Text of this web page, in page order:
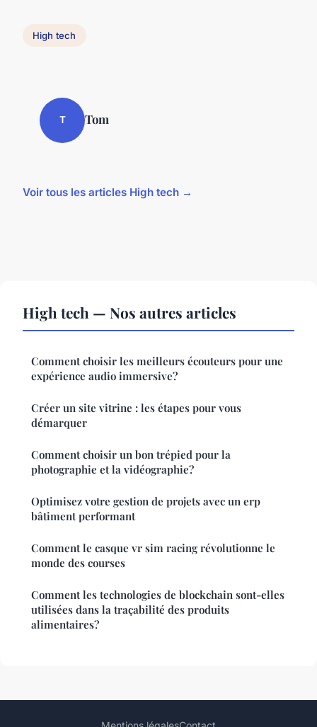
High tech
T Tom
Voir tous les articles High tech →
High tech — Nos autres articles
Comment choisir les meilleurs écouteurs pour une
expérience audio immersive?
Créer un site vitrine : les étapes pour vous
démarquer
Comment choisir un bon trépied pour la
photographie et la vidéographie?
Optimisez votre gestion de projets avec un erp
bâtiment performant
Comment le casque vr sim racing révolutionne le
monde des courses
Comment les technologies de blockchain sont-elles
utilisées dans la traçabilité des produits
alimentaires?